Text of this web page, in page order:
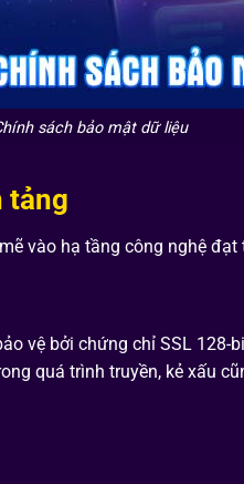
sách bảo mật dữ liệu
tảng
vào hạ tầng công nghệ đạt
vệ bởi chứng chỉ SSL 128-
quá trình truyền, kẻ xấu